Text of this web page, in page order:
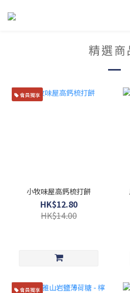
精選商
會員獨享
小牧味屋高鈣梳打餅
HK$12.80
HK$14.00
會員獨享